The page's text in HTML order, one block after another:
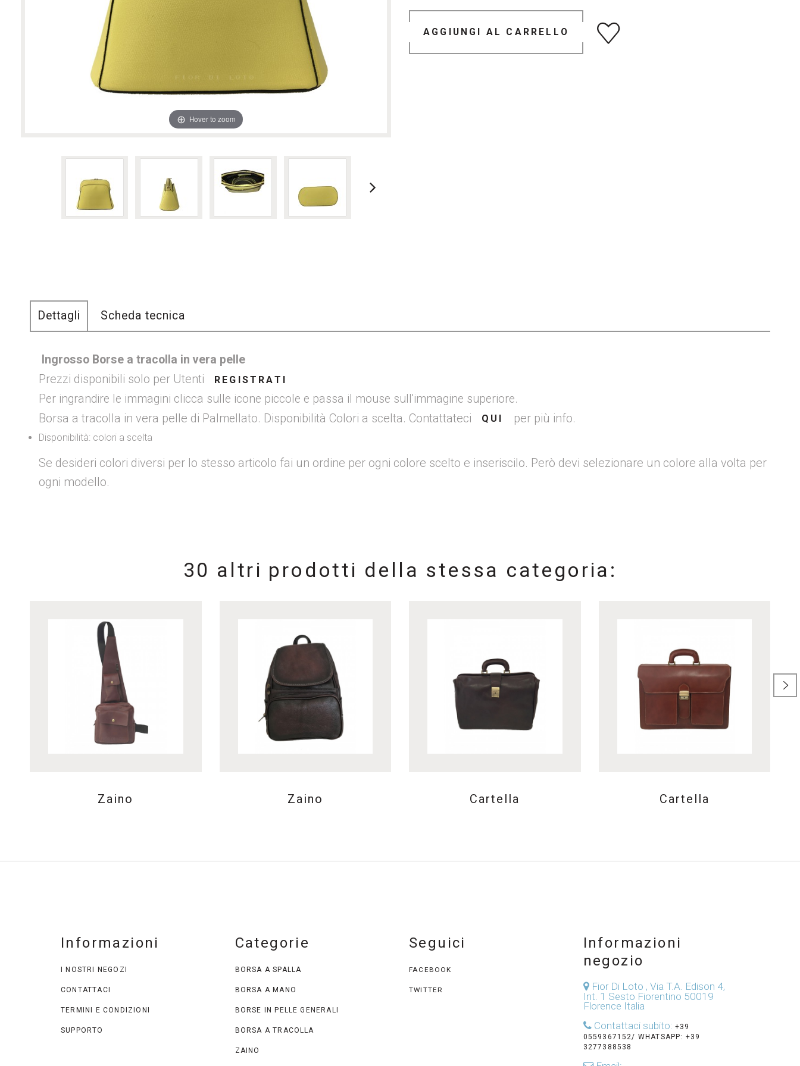
Hover to zoom
AGGIUNGI AL CARRELLO
Dettagli Scheda tecnica
Ingrosso Borse a tracolla in vera pelle
Prezzi disponibili solo per Utenti REGISTRATI
Per ingrandire le immagini clicca sulle icone piccole e passa il mouse sull'immagine superiore.
Borsa a tracolla in vera pelle di Palmellato. Disponibilità Colori a scelta. Contattateci QUI per più info.
Disponibilità: colori a scelta
Se desideri colori diversi per lo stesso articolo fai un ordine per ogni colore scelto e inseriscilo. Però devi selezionare un colore alla volta per
ogni modello.
30 altri prodotti della stessa categoria:
Zaino Zaino Cartella Cartella
Informazioni
I NOSTRI NEGOZI
CONTATTACI
TERMINI E CONDIZIONI
SUPPORTO
Categorie
BORSA A SPALLA
BORSA A MANO
BORSE IN PELLE GENERALI
BORSA A TRACOLLA
ZAINO
Seguici
FACEBOOK
TWITTER
Informazioni
negozio
Fior Di Loto , Via T.A. Edison 4,
Int. 1 Sesto Fiorentino 50019
Florence Italia
Contattaci subito: +39
0559367152/ WHATSAPP: +39
3277388538